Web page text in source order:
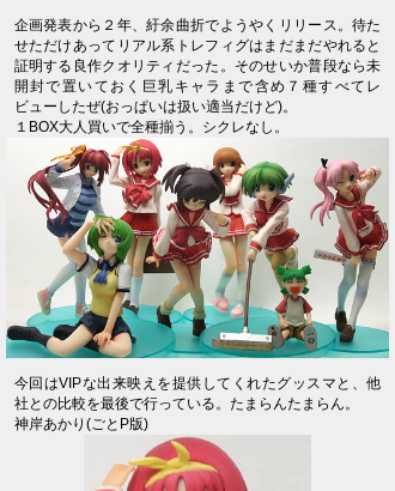
企画発表から２年、紆余曲折でようやくリリース。待た
せただけあってリアル系トレフィグはまだまだやれると
証明する良作クオリティだった。そのせいか普段なら未
開封で置いておく巨乳キャラまで含め７種すべてレ
ビューしたぜ(おっぱいは扱い適当だけど)。
１BOX大人買いで全種揃う。シクレなし。
今回はVIPな出来映えを提供してくれたグッスマと、他
社との比較を最後で行っている。たまらんたまらん。
神岸あかり(ごとP版)